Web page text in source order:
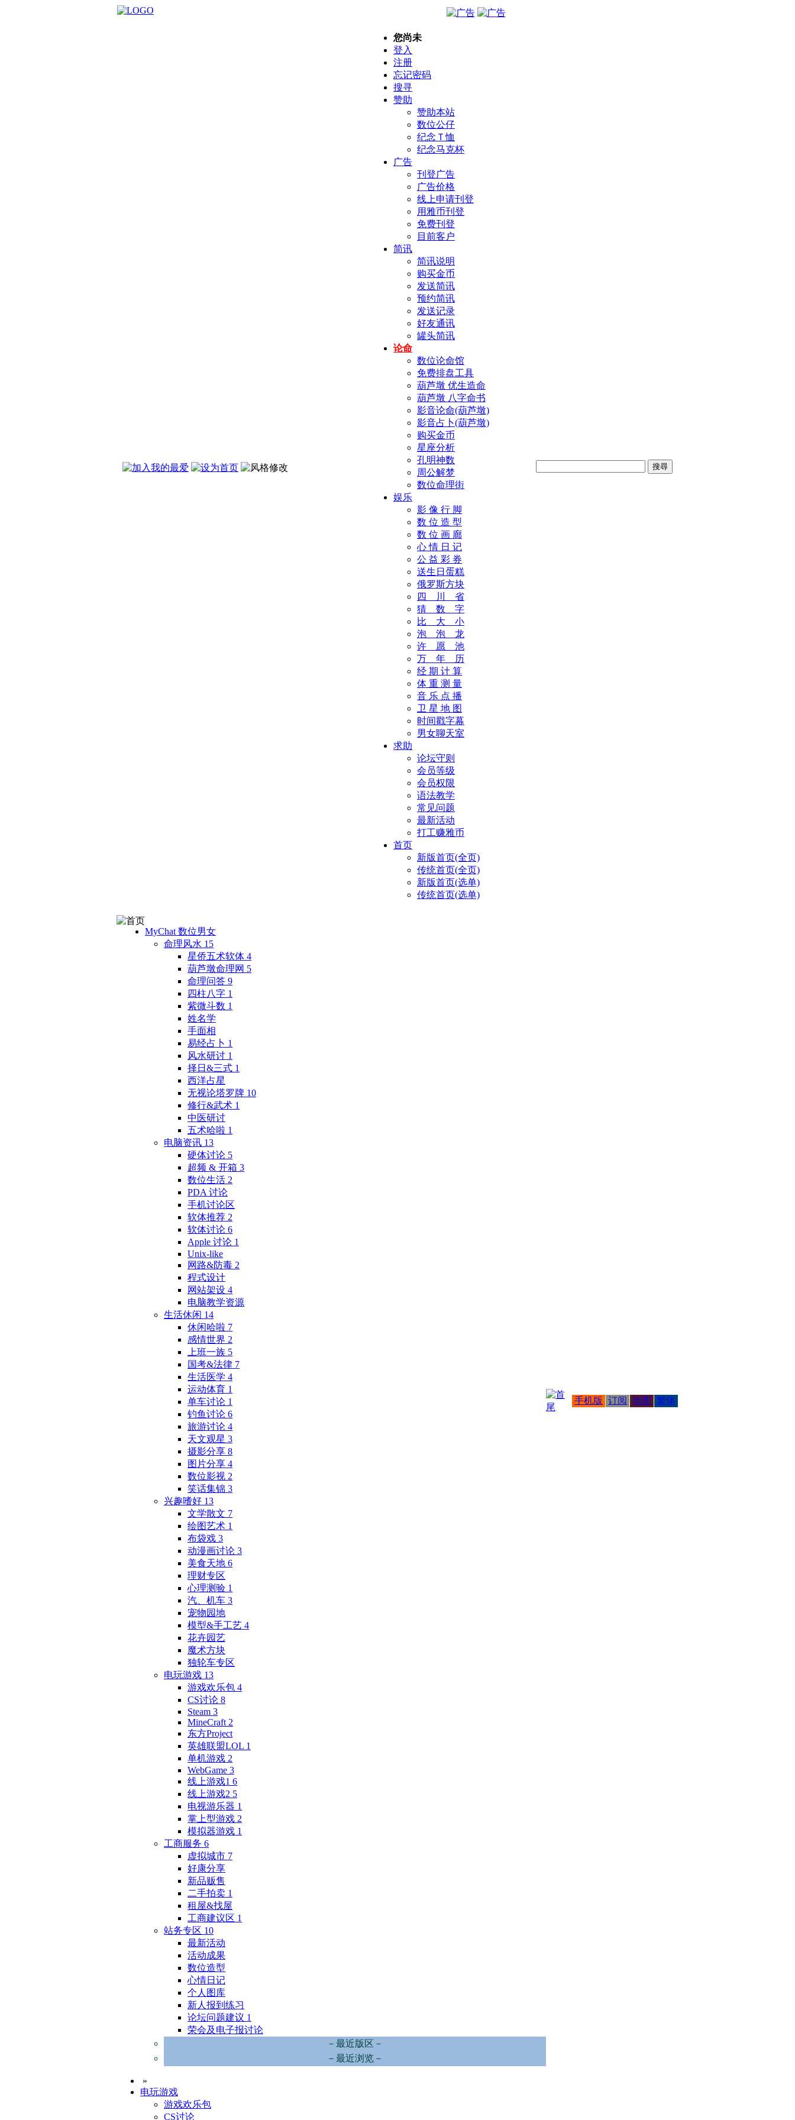
您尚未
登入
注册
忘记密码
搜寻
赞助
赞助本站
数位公仔
纪念Ｔ恤
纪念马克杯
广告
刊登广告
广告价格
线上申请刊登
用雅币刊登
免费刊登
目前客户
简讯
简讯说明
购买金币
发送简讯
预约简讯
发送记录
好友通讯
罐头简讯
论命
数位论命馆
免费排盘工具
葫芦墩 优生造命
葫芦墩 八字命书
影音论命(葫芦墩)
影音占卜(葫芦墩)
购买金币
星座分析
孔明神数
周公解梦
数位命理街
娱乐
影 像 行 脚
数 位 造 型
数 位 画 廊
心 情 日 记
公 益 彩 券
送生日蛋糕
俄罗斯方块
四 川 省
猜 数 字
比 大 小
泡 泡 龙
许 愿 池
万 年 历
经 期 计 算
体 重 测 量
音 乐 点 播
卫 星 地 图
时间戳字幕
男女聊天室
求助
论坛守则
会员等级
会员权限
语法教学
常见问题
最新活动
打工赚雅币
首页
新版首页(全页)
传统首页(全页)
新版首页(选单)
传统首页(选单)
MyChat 数位男女
命理风水 15
星侨五术软体 4
葫芦墩命理网 5
命理问答 9
四柱八字 1
紫微斗数 1
姓名学
手面相
易经占卜 1
风水研讨 1
择日&三式 1
西洋占星
无视论塔罗牌 10
修行&武术 1
中医研讨
五术哈啦 1
电脑资讯 13
硬体讨论 5
超频 & 开箱 3
数位生活 2
PDA 讨论
手机讨论区
软体推荐 2
软体讨论 6
Apple 讨论 1
Unix-like
网路&防毒 2
程式设计
网站架设 4
电脑教学资源
生活休闲 14
休闲哈啦 7
感情世界 2
上班一族 5
国考&法律 7
生活医学 4
运动体育 1
单车讨论 1
钓鱼讨论 6
旅游讨论 4
天文观星 3
摄影分享 8
图片分享 4
数位影视 2
笑话集锦 3
兴趣嗜好 13
文学散文 7
绘图艺术 1
布袋戏 3
动漫画讨论 3
美食天地 6
理财专区
心理测验 1
汽、机车 3
宠物园地
模型&手工艺 4
花卉园艺
魔术方块
独轮车专区
电玩游戏 13
游戏欢乐包 4
CS讨论 8
Steam 3
MineCraft 2
东方Project
英雄联盟LOL 1
单机游戏 2
WebGame 3
线上游戏1 6
线上游戏2 5
电视游乐器 1
掌上型游戏 2
模拟器游戏 1
工商服务 6
虚拟城市 7
好康分享
新品贩售
二手拍卖 1
租屋&找屋
工商建议区 1
站务专区 10
最新活动
活动成果
数位造型
心情日记
个人图库
新人报到练习
论坛问题建议 1
荣会及电子报讨论
－最近版区－
－最近浏览－
»
电玩游戏
游戏欢乐包
CS讨论
手机版 订阅 地图 繁体